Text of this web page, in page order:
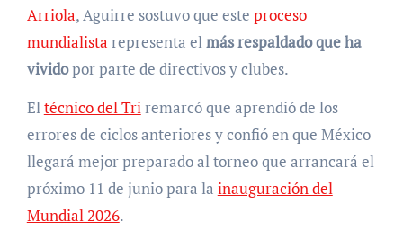
Arriola, Aguirre sostuvo que este proceso
mundialista representa elmás respaldado que ha
vividopor parte de directivos y clubes.
Eltécnico del Triremarcó que aprendió de los
errores de ciclos anteriores y confió en que México
llegará mejor preparado al torneo que arrancará el
próximo 11 de junio para la inauguración del
Mundial 2026.